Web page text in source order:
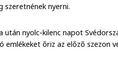
szeretnének nyerni.
után nyolc-kilenc napot
emlékeket őriz az előző szezon